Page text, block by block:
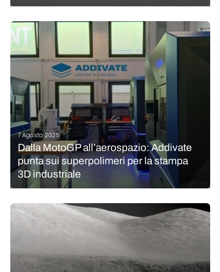
successo del volo inaugurale del suo motore micro turbogetto
stampato in 3D, una novità assoluta per il settore aerospaziale
cinese. Denominato Minimalist Lightweight Micro Turbojet, il
motore è stato testato…
CONTINUA A LEGGERE
7 Agosto 2025
Dalla MotoGP all’aerospazio: Addivate
punta sui superpolimeri per la stampa
3D industriale
tecnologia valida per la produzione di parti funzionali anche
per le industrie più esigenti. Automotive, aerospaziale, medicale
sono solo alcune delle industrie che stanno oggi investendo
nell’innovazione che questa tecnologia può portare. Non…